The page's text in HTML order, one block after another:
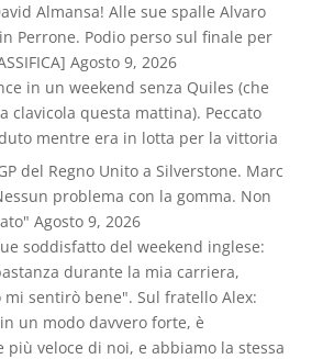
Almansa! Alle sue spalle Alvaro
Perrone. Podio perso sul finale per
Agosto 9, 2026
in un weekend senza Quiles (che
clavicola questa mattina). Peccato
mentre era in lotta per la vittoria
del Regno Unito a Silverstone. Marc
problema con la gomma. Non
Agosto 9, 2026
soddisfatto del weekend inglese:
durante la mia carriera,
sentirò bene". Sul fratello Alex:
un modo davvero forte, è
più veloce di noi, e abbiamo la stessa